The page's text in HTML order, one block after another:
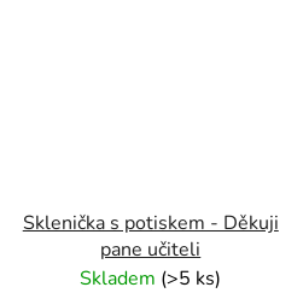
Sklenička s potiskem - Děkuji
pane učiteli
Skladem (>5 ks)